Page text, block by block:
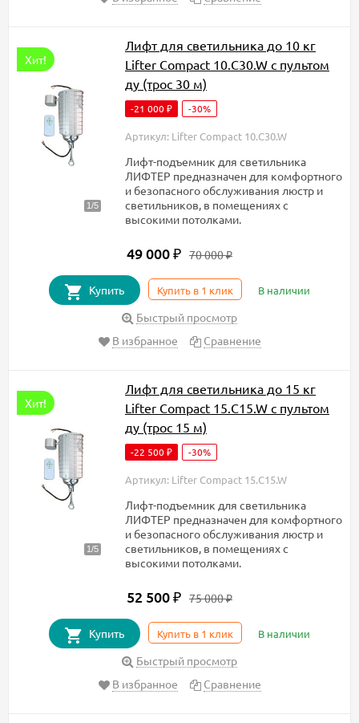
Хит!
Лифт для светильника до 10 кг
Lifter Compact 10.C30.W с пультом
ду (трос 30 м)
-21 000 ₽ -30%
Артикул: Lifter Compact 10.C30.W
Лифт-подъемник для светильника
ЛИФТЕР предназначен для комфортного
и безопасного обслуживания люстр и
светильников, в помещениях с
высокими потолками.
49 000 ₽ 70 000₽
Купить Купить в 1 клик В наличии
Быстрый просмотр
В избранное
Сравнение
Хит!
Лифт для светильника до 15 кг
Lifter Compact 15.C15.W с пультом
ду (трос 15 м)
-22 500 ₽ -30%
Артикул: Lifter Compact 15.C15.W
Лифт-подъемник для светильника
ЛИФТЕР предназначен для комфортного
и безопасного обслуживания люстр и
светильников, в помещениях с
высокими потолками.
52 500 ₽ 75 000₽
Купить Купить в 1 клик В наличии
Быстрый просмотр
В избранное
Сравнение